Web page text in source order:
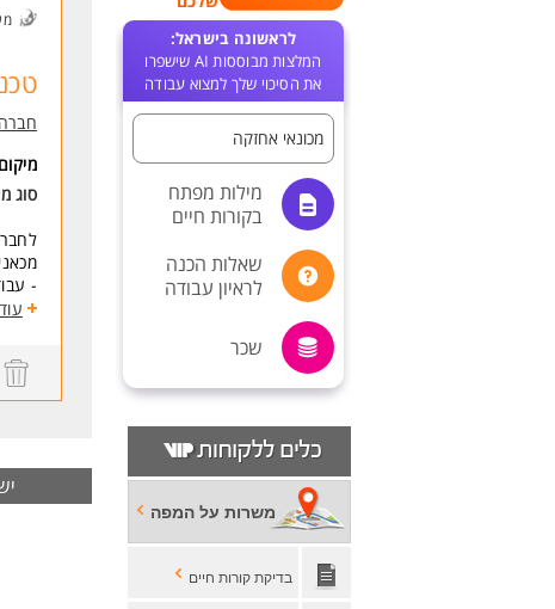
לראשונה בישראל:
המלצות מבוססות AI שישפרו
את הסיכוי שלך למצוא עבודה
מכונאי אחזקה
מילות מפתח
בקורות חיים
שאלות הכנה
לראיון עבודה
שכר
משרות על המפה
בדיקת קורות חיים
סוג
-
- שעות
-
-
עוד
ישנן -1 משרות